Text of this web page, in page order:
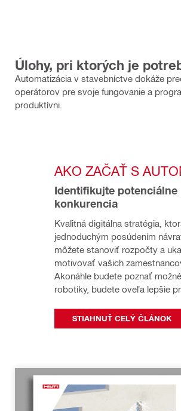
Úlohy, pri ktorých je
Automatizácia v stavebníctve dokáže
operátorov pre svoje fungovanie a
produktívni.
AKO ZAČAŤ S
Identifikujte
konkurencia
Kvalitná digitálna stratégia,
jednoduchým posúdením
môžete stanoviť rozpočty a
motivovať vašich
Akonáhle budete poznať
robotiky, budete oveľa lepšie
STIAHNUŤ CELÝ ČLÁNOK